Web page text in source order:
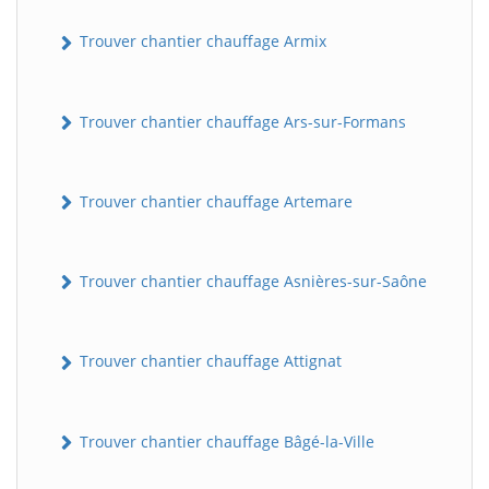
Trouver chantier chauffage Armix
Trouver chantier chauffage Ars-sur-Formans
Trouver chantier chauffage Artemare
Trouver chantier chauffage Asnières-sur-Saône
Trouver chantier chauffage Attignat
Trouver chantier chauffage Bâgé-la-Ville